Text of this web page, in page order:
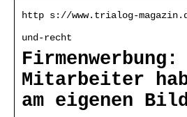
http s://www.trialog-
und-recht
Firmenwerbung:
Mitarbeiter
am eigenen